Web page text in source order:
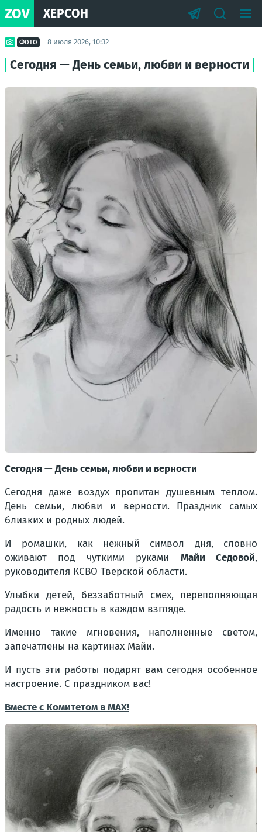
ZOV ХЕРСОН
ФОТО 8 июля 2026, 10:32
Сегодня — День семьи, любви и верности
Сегодня — День семьи, любви и верности
Сегодня даже воздух пропитан душевным теплом.
День семьи, любви и верности. Праздник самых
близких и родных людей.
И ромашки, как нежный символ дня, словно
оживают под чуткими руками Майи Седовой,
руководителя КСВО Тверской области.
Улыбки детей, беззаботный смех, переполняющая
радость и нежность в каждом взгляде.
Именно такие мгновения, наполненные светом,
запечатлены на картинах Майи.
И пусть эти работы подарят вам сегодня особенное
настроение. С праздником вас!
Вместе с Комитетом в МАХ!